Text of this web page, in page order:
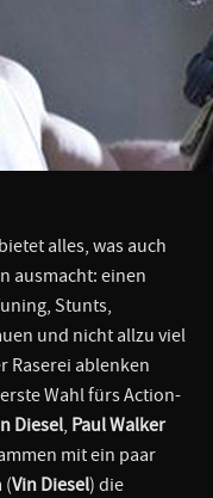
alles, was auch
ausmacht: einen
Stunts,
und nicht allzu viel
Raserei ablenken
Wahl fürs Action-
Diesel, Paul Walker
mit ein paar
(Vin Diesel) die